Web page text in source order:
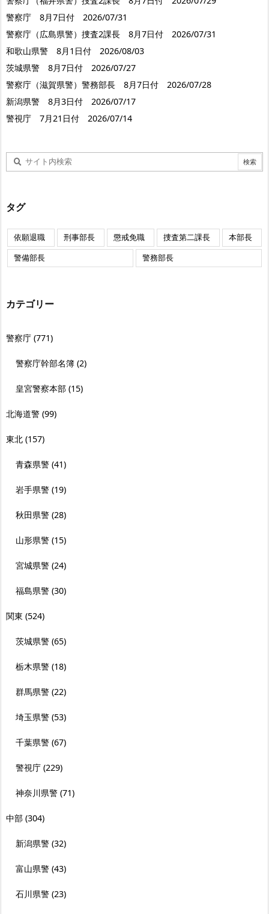
警察庁 8月7日付 2026/07/31
警察庁（広島県警）捜査2課長 8月7日付 2026/07/31
和歌山県警 8月1日付 2026/08/03
茨城県警 8月7日付 2026/07/27
警察庁（滋賀県警）警務部長 8月7日付 2026/07/28
新潟県警 8月3日付 2026/07/17
警視庁 7月21日付 2026/07/14
タグ
依願退職 刑事部長 懲戒免職 捜査第二課長
本部長
警備部長
警務部長
カテゴリー
警察庁 (771)
警察庁幹部名簿 (2)
皇宮警察本部 (15)
北海道警 (99)
東北 (157)
青森県警 (41)
岩手県警 (19)
秋田県警 (28)
山形県警 (15)
宮城県警 (24)
福島県警 (30)
関東 (524)
茨城県警 (65)
栃木県警 (18)
群馬県警 (22)
埼玉県警 (53)
千葉県警 (67)
警視庁 (229)
神奈川県警 (71)
中部 (304)
新潟県警 (32)
富山県警 (43)
石川県警 (23)